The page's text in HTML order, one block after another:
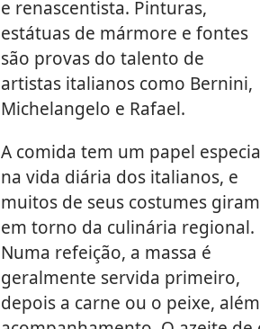
e renascentista. Pinturas,
estátuas de mármore e fontes
são provas do talento de
artistas italianos como Bernini,
Michelangelo e Rafael.
A comida tem um papel
na vida diária dos italianos, e
muitos de seus costumes giram
em torno da culinária regional.
Numa refeição, a massa é
geralmente servida primeiro,
depois a carne ou o peixe,